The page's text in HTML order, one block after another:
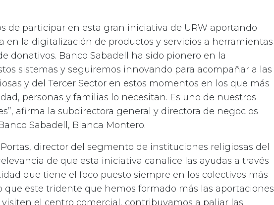
de participar en esta gran iniciativa de URW aportando
en la digitalización de productos y servicios a herramientas
donativos. Banco Sabadell ha sido pionero en la
sistemas y seguiremos innovando para acompañar a las
y del Tercer Sector en estos momentos en los que más
personas y familias lo necesitan. Es uno de nuestros
afirma la subdirectora general y directora de negocios
Sabadell, Blanca Montero.
director del segmento de instituciones religiosas del
de que esta iniciativa canalice las ayudas a través
que tiene el foco puesto siempre en los colectivos más
que este tridente que hemos formado más las aportaciones
el centro comercial, contribuyamos a paliar las